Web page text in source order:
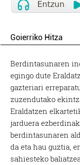
Goierriko Hitza
Berdintasunaren
egingo dute
gazteriari
zuzendutako
Eraldatzen
jarduera
berdintasunaren
da eta hau guztia,
sahiesteko